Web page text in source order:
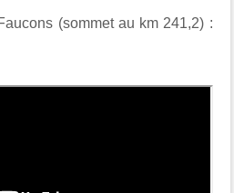
(sommet au km 241,2) :